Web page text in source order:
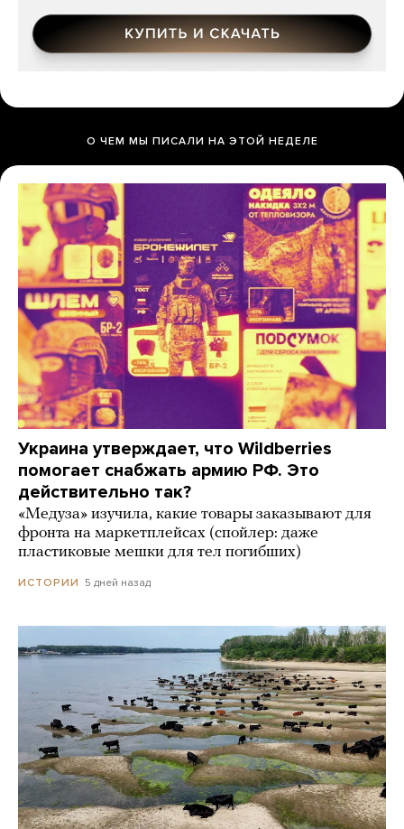
О ЧЕМ МЫ ПИСАЛИ НА ЭТОЙ НЕДЕЛЕ
Украина утверждает, что Wildberries
помогает снабжать армию РФ. Это
действительно так?
«Медуза» изучила, какие товары заказывают для
фронта на маркетплейсах (спойлер: даже
пластиковые мешки для тел погибших)
ИСТОРИИ 5 дней назад